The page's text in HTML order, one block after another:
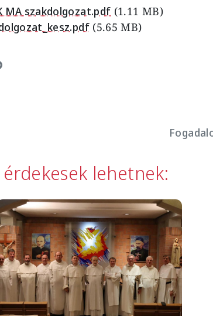
MA szakdolgozat.pdf (1.11 MB)
(5.65 MB)
érdekesek lehetnek: